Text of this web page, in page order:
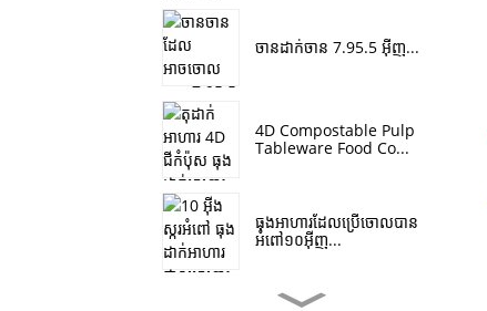
ចានដាក់ចាន 7.95.5 អ៊ីញ...
4D Compostable Pulp
Tableware Food Co...
ធុង​អាហារ​ដែល​ប្រើ​ចោល​បាន​
អំពៅ​១០​អ៊ីញ...